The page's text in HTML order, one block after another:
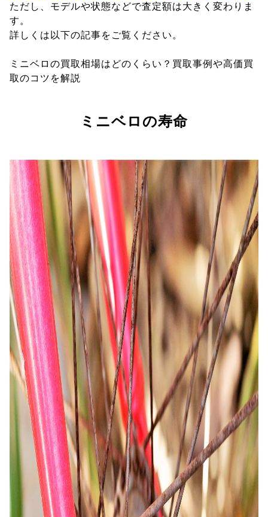
ただし、モデルや状態などで査定額は大きく変わりま
す。
詳しくは以下の記事をご覧ください。
ミニベロの買取相場はどのくらい？買取事例や高価買
取のコツを解説
ミニベロの寿命